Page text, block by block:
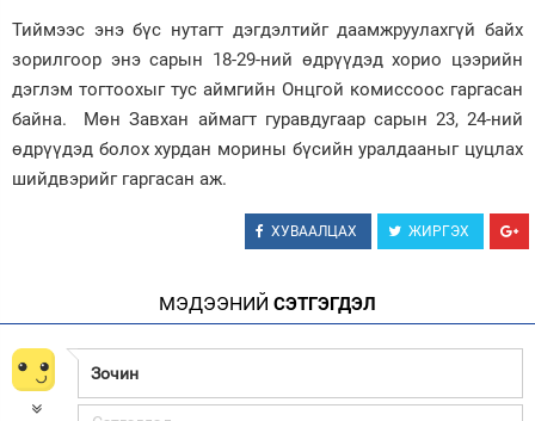
Тиймээс энэ бүс нутагт дэгдэлтийг даамжруулахгүй байх
зорилгоор энэ сарын 18-29-ний өдрүүдэд хорио цээрийн
дэглэм тогтоохыг тус аймгийн Онцгой комиссоос гаргасан
байна. Мөн Завхан аймагт гуравдугаар сарын 23, 24-ний
өдрүүдэд болох хурдан морины бүсийн уралдааныг цуцлах
шийдвэрийг гаргасан аж.
ХУВААЛЦАХ ЖИРГЭХ
МЭДЭЭНИЙ СЭТГЭГДЭЛ